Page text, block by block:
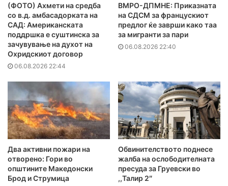
(ФОТО) Ахмети на средба
со в.д. амбасадорката на
САД: Американската
поддршка е суштинска за
зачувување на духот на
Охридскиот договор
06.08.2026 22:44
ВМРО-ДПМНЕ: Приказната
на СДСМ за францускиот
предлог ќе заврши како таа
за мигранти за пари
06.08.2026 22:40
Два активни пожари на
отворено: Гори во
општините Македонски
Брод и Струмица
Обвинителството поднесе
жалба на ослободителната
пресуда за Груевски во
,,Талир 2″